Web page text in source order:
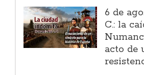
6 de
C.: la
acto de